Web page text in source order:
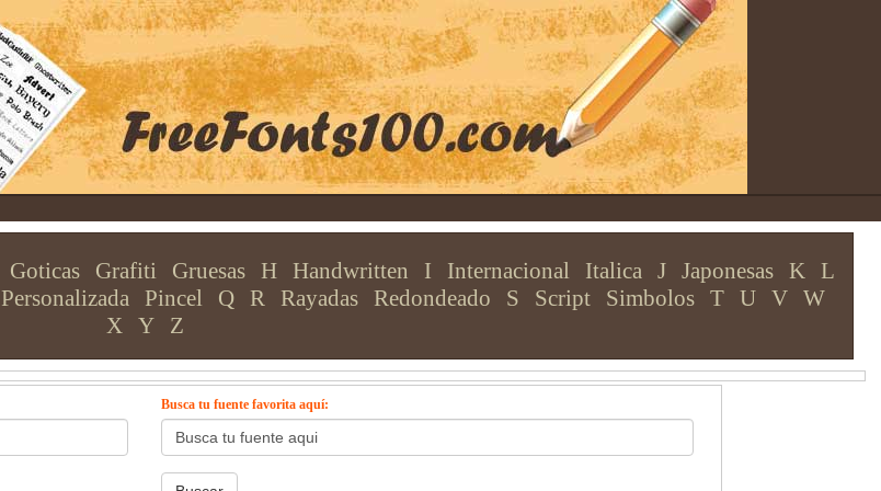
Goticas Grafiti Gruesas H Handwritten I Internacional Italica J Japonesas K
L
Personalizada Pincel Q R Rayadas Redondeado S Script Simbolos T U V W
X
Y Z
Busca tu fuente favorita aquí: